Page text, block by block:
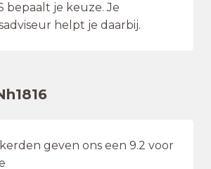
bepaalt je keuze. Je
helpt je daarbij.
geven ons een 9.2 voor